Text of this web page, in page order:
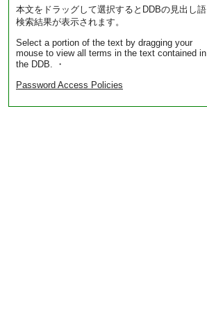
本文をドラッグして選択するとDDBの見出し語
検索結果が表示されます。
Select a portion of the text by dragging your
mouse to view all terms in the text contained in
the DDB. ・
Password Access Policies